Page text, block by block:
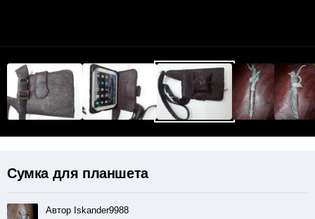
Сумка для планшета
Автор Iskander9988